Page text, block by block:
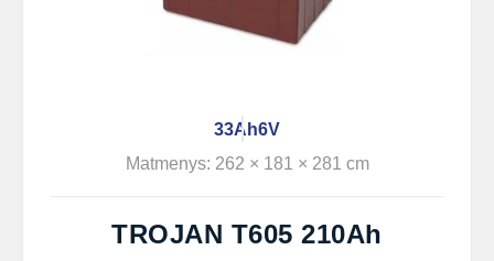
33Ah6V
Matmenys: 262 × 181 × 281 cm
TROJAN T605 210Ah